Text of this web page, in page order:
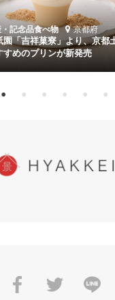
力に揺れる現代。本作は
か」と、彼らが命をか
問いかける。戦後80年、
和の価値を未来に繋ぐ作
だきたい。
記念品食べ物 京都府
園「吉祥菓寮」より、京都
すめのプリンが新発売